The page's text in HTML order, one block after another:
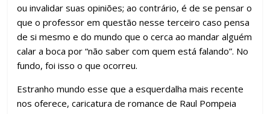
ou invalidar suas opiniões; ao contrário, é de se pensar o
que o professor em questão nesse terceiro caso pensa
de si mesmo e do mundo que o cerca ao mandar alguém
calar a boca por “não saber com quem está falando”. No
fundo, foi isso o que ocorreu.
Estranho mundo esse que a esquerdalha mais recente
nos oferece, caricatura de romance de Raul Pompeia